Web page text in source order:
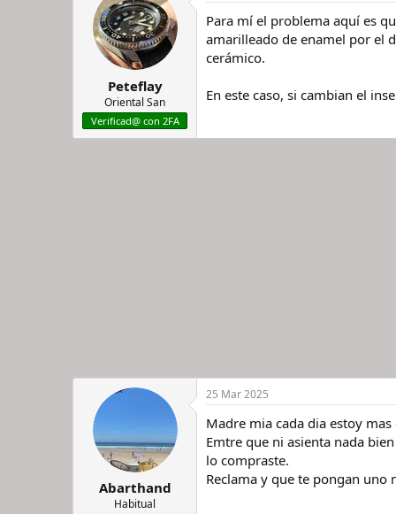
Peteflay
Oriental San
Verificad@ con 2FA
Para mí el problema aquí es
amarilleado de enamel por el
cerámico.
En este caso, si cambian el
Abarthand
Habitual
25 Mar 2025
Madre mia cada dia estoy
Emtre que ni asienta nada
lo compraste.
Reclama y que te pongan